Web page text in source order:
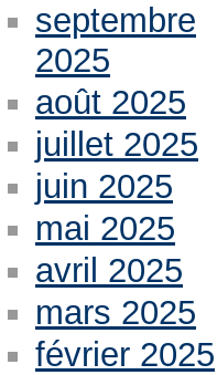
septembre
2025
août 2025
juillet 2025
juin 2025
mai 2025
avril 2025
mars 2025
février 2025